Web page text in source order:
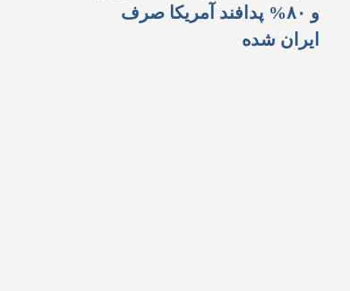
و ۸۰% پدافند آمریکا صرف
ایران شده